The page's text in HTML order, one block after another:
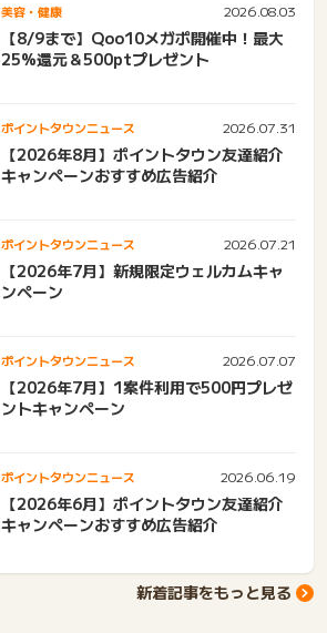
美容・健康 2026.08.03
【8/9まで】Qoo10メガポ開催中！最大
25%還元＆500ptプレゼント
ポイントタウンニュース 2026.07.31
【2026年8月】ポイントタウン友達紹介
キャンペーンおすすめ広告紹介
ポイントタウンニュース 2026.07.21
【2026年7月】新規限定ウェルカムキャ
ンペーン
ポイントタウンニュース 2026.07.07
【2026年7月】1案件利用で500円プレゼ
ントキャンペーン
ポイントタウンニュース 2026.06.19
【2026年6月】ポイントタウン友達紹介
キャンペーンおすすめ広告紹介
新着記事をもっと見る